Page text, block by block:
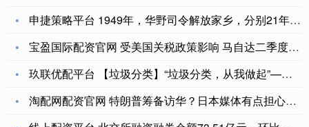
申捷策略平台 1949年，华野司令解放家乡，分别21年养母惊
宝盈国际配资官网 受美国关税政策影响 马自达二季度陷入巨亏
玖联优配平台 【垃圾分类】“垃圾分类，从我做起”——垃圾分类
淘配网配资官网 特朗普筹备访华？日本媒体有点担心：他或出席9